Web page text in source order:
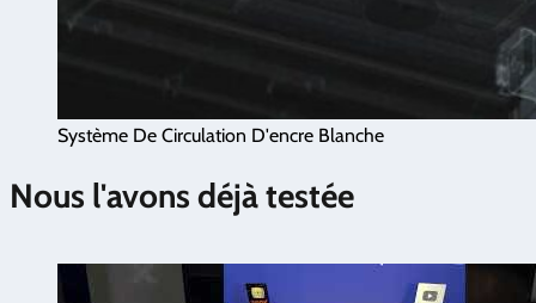
Système De Circulation D'encre Blanche
Nous l'avons déjà testée